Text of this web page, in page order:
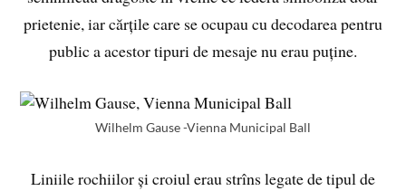
prietenie, iar cărțile care se ocupau cu decodarea pentru
public a acestor tipuri de mesaje nu erau puține.
Wilhelm Gause -Vienna Municipal Ball
Liniile rochiilor și croiul erau strîns legate de tipul de